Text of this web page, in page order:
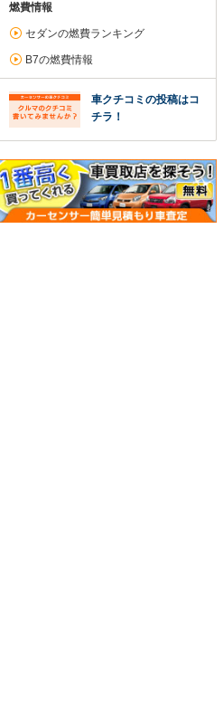
燃費情報
セダンの燃費ランキング
B7の燃費情報
車クチコミの投稿はコ
チラ！